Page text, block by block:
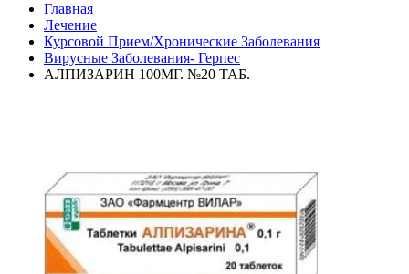
Главная
Лечение
Курсовой Прием/Хронические Заболевания
Вирусные Заболевания- Герпес
АЛПИЗАРИН 100МГ. №20 ТАБ.